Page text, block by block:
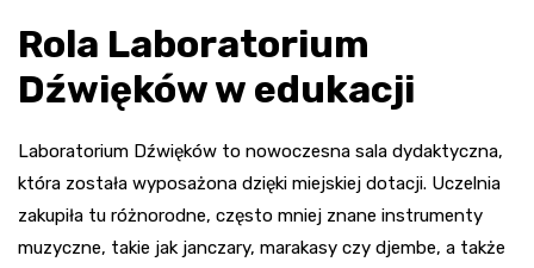
Rola Laboratorium
Dźwięków w edukacji
Laboratorium Dźwięków to nowoczesna sala dydaktyczna,
która została wyposażona dzięki miejskiej dotacji. Uczelnia
zakupiła tu różnorodne, często mniej znane instrumenty
muzyczne, takie jak janczary, marakasy czy djembe, a także